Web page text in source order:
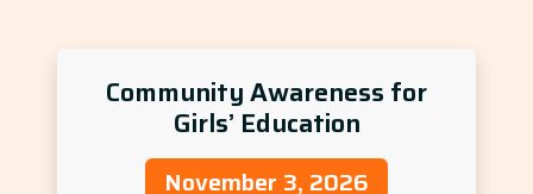
Community Awareness for
Girls’ Education
November 3, 2026